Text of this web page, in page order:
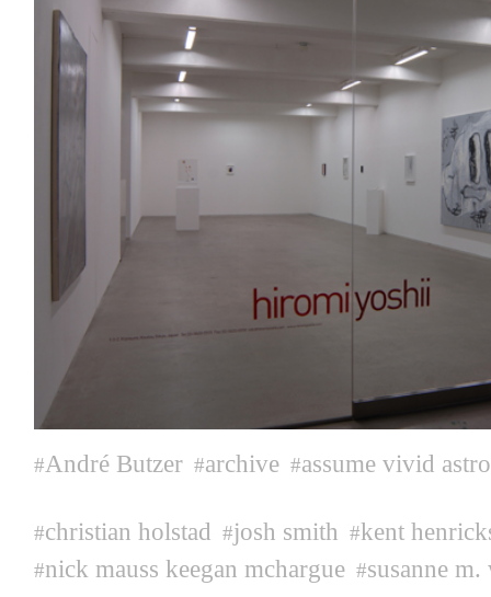
#André Butzer #archive #assume vivid
#christian holstad #josh smith #kent
#nick mauss keegan mchargue #susanne